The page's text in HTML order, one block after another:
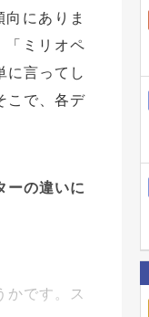
にありま
「ミリオペ
に言ってし
こで、各デ
ーの違いに
かです。ス